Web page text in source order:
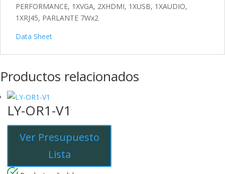
PERFORMANCE, 1XVGA, 2XHDMI, 1XUSB, 1XAUDIO,
1XRJ45, PARLANTE 7Wx2
Data Sheet
Productos relacionados
LY-OR1-V1
Ver Presupuesto
Lista